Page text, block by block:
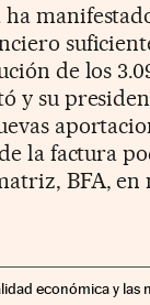
de los
y su
la factura
BFA, en
económica y las